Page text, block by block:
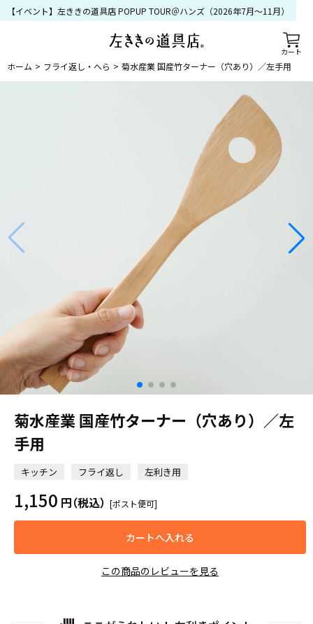
カート
【イベント】左ききの道具店 POPUP TOUR＠ハンズ（2026年7月〜11月）
ホーム フライ返し・へら 菊水産業 国産竹ターナー（穴あり）／左手用
菊水産業 国産竹ターナー（穴あり）／左
手用
キッチン フライ返し 左利き用
1,150 円（税込）[ポスト便可]
カートへ入れる
この商品のレビューを見る